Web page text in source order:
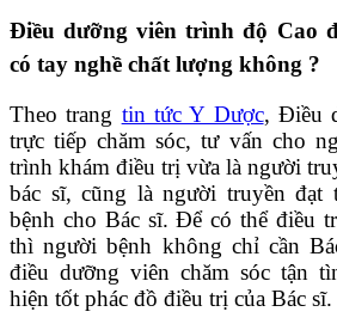
Điều dưỡng viên trình độ Cao
có tay nghề chất lượng không ?
Theo trang tin tức Y Dược, Điều
trực tiếp chăm sóc, tư vấn cho
trình khám điều trị vừa là người
bác sĩ, cũng là người truyền đạt
bệnh cho Bác sĩ. Để có thể điều
thì người bệnh không chỉ cần
điều dưỡng viên chăm sóc tận
hiện tốt phác đồ điều trị của Bác sĩ.